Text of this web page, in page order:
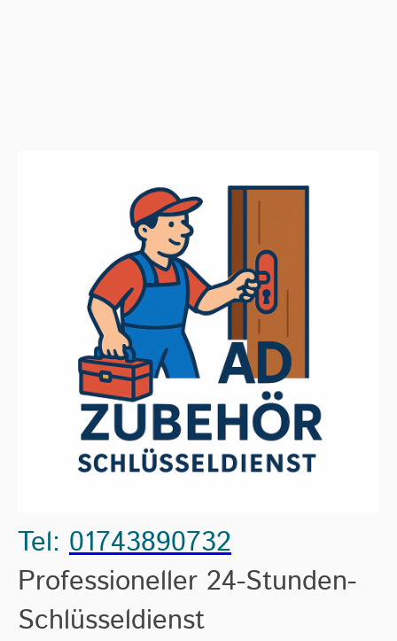
Tel: 01743890732
Professioneller 24-Stunden-
Schlüsseldienst